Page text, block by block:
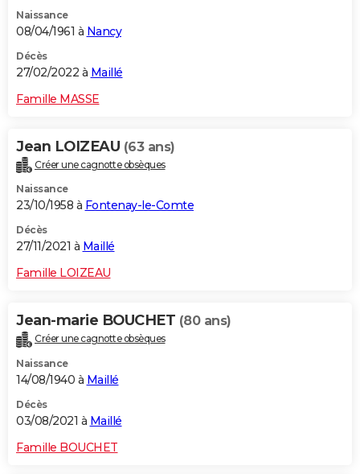
Naissance
08/04/1961 à Nancy
Décès
27/02/2022 à Maillé
Famille MASSE
Jean LOIZEAU (63 ans)
Créer une cagnotte obsèques
Naissance
23/10/1958 à Fontenay-le-Comte
Décès
27/11/2021 à Maillé
Famille LOIZEAU
Jean-marie BOUCHET (80 ans)
Créer une cagnotte obsèques
Naissance
14/08/1940 à Maillé
Décès
03/08/2021 à Maillé
Famille BOUCHET